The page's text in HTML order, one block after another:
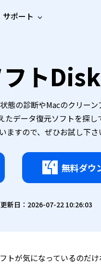
LINE データ復元
ドキュ
メント
AI
写真高
画質化
AI
Dll Fixer
WindowsのDLLエラーを修復
Email Repair
破損したPST/OSTファイルを修復
サポート
ト
の診断やMacのクリー
データ復元ソフトを探
ますので、ぜひお試し下さ
無料ダウ
更新日：2026-07-22 10:26:03
トが気になっているのだ